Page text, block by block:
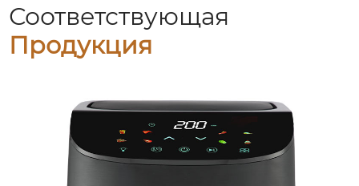
Соответствующая
Продукция